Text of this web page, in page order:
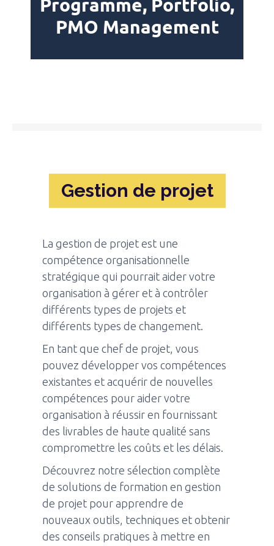
Programme, Portfolio,
PMO Management
Gestion de projet
La gestion de projet est une
compétence organisationnelle
stratégique qui pourrait aider votre
organisation à gérer et à contrôler
différents types de projets et
différents types de changement.
En tant que chef de projet, vous
pouvez développer vos compétences
existantes et acquérir de nouvelles
compétences pour aider votre
organisation à réussir en fournissant
des livrables de haute qualité sans
compromettre les coûts et les délais.
Découvrez notre sélection complète
de solutions de formation en gestion
de projet pour apprendre de
nouveaux outils, techniques et obtenir
des conseils pratiques à mettre en